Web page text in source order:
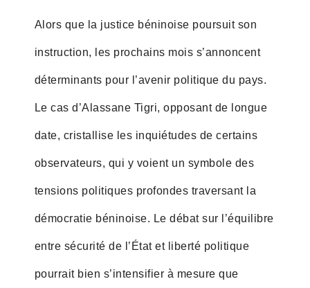
Alors que la justice béninoise poursuit son
instruction, les prochains mois s’annoncent
déterminants pour l’avenir politique du pays.
Le cas d’Alassane Tigri, opposant de longue
date, cristallise les inquiétudes de certains
observateurs, qui y voient un symbole des
tensions politiques profondes traversant la
démocratie béninoise. Le débat sur l’équilibre
entre sécurité de l’État et liberté politique
pourrait bien s’intensifier à mesure que